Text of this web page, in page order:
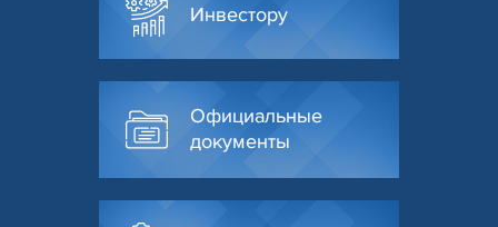
Инвестору
Официальные
документы